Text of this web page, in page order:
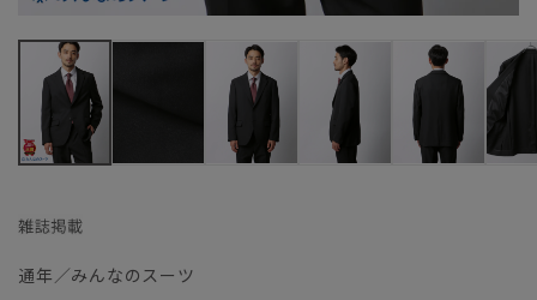
通年／みんなのスーツ